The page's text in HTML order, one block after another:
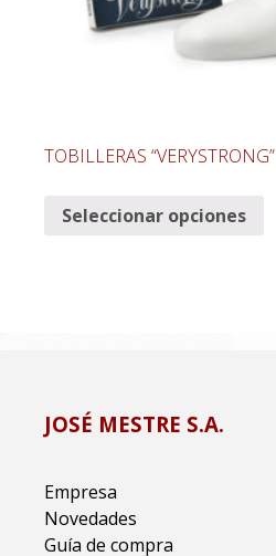
TOBILLERAS “VERYSTRONG”
Seleccionar opciones
JOSÉ MESTRE S.A.
Empresa
Novedades
Guía de compra